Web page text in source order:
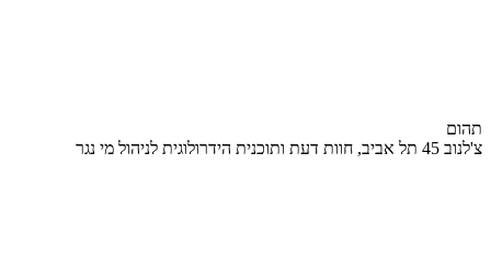
תהום
צ'לנוב 45 תל אביב, חוות דעת ותוכנית הידרולוגית לניהול מי נגר